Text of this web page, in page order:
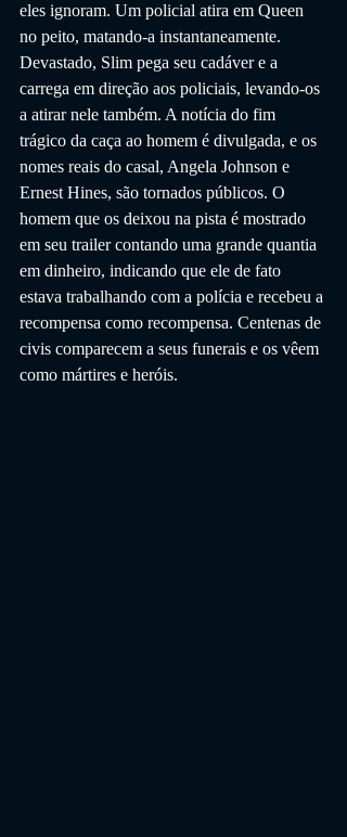
eles ignoram. Um policial atira em Queen
no peito, matando-a instantaneamente.
Devastado, Slim pega seu cadáver e a
carrega em direção aos policiais, levando-os
a atirar nele também. A notícia do fim
trágico da caça ao homem é divulgada, e os
nomes reais do casal, Angela Johnson e
Ernest Hines, são tornados públicos. O
homem que os deixou na pista é mostrado
em seu trailer contando uma grande quantia
em dinheiro, indicando que ele de fato
estava trabalhando com a polícia e recebeu a
recompensa como recompensa. Centenas de
civis comparecem a seus funerais e os vêem
como mártires e heróis.